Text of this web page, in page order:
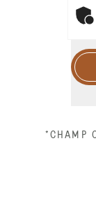
*CHAMP